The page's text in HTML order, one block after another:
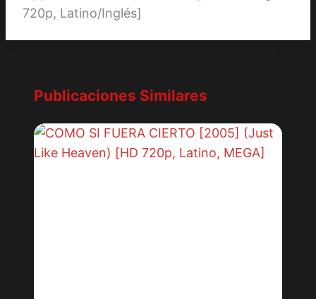
720p, Latino/Inglés]
Publicaciones Similares